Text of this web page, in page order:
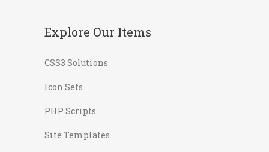
Explore Our Items
CSS3 Solutions
Icon Sets
PHP Scripts
Site Templates